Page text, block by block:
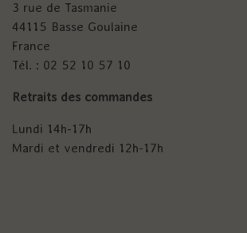
3 rue de Tasmanie
44115 Basse Goulaine
France
Tél. : 02 52 10 57 10
Retraits des commandes
Lundi 14h-17h
Mardi et vendredi 12h-17h